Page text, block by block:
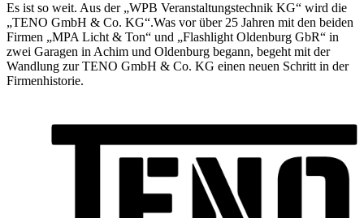
Es ist so weit. Aus der „WPB Veranstaltungstechnik KG“ wird die
„TENO GmbH & Co. KG“.Was vor über 25 Jahren mit den beiden
Firmen „MPA Licht & Ton“ und „Flashlight Oldenburg GbR“ in
zwei Garagen in Achim und Oldenburg begann, begeht mit der
Wandlung zur TENO GmbH & Co. KG einen neuen Schritt in der
Firmenhistorie.